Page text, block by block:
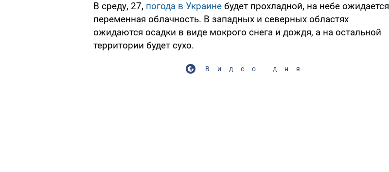
В среду, 27, погода в Украине будет прохладной, на небе ожидается
переменная облачность. В западных и северных областях
ожидаются осадки в виде мокрого снега и дождя, а на остальной
территории будет сухо.
Видео дня